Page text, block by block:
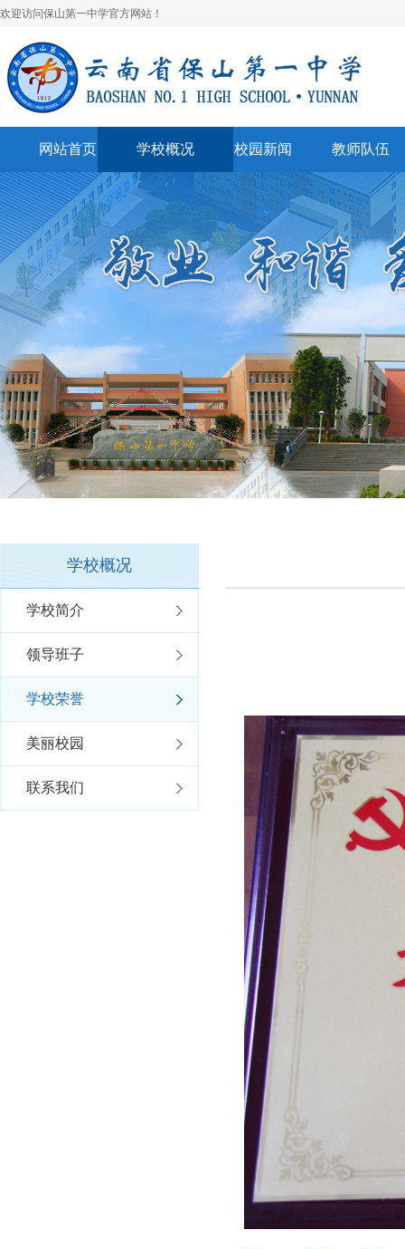
欢迎访问保山第一中学官方网站！
网站首页 学校概况
学校简介
领导班子
学校荣誉
校园新闻
校园快讯
一中视听
通知公告
教师队伍
学科建设
名师风采
表彰奖励
学校概况
学校简介
领导班子
学校荣誉
美丽校园
联系我们